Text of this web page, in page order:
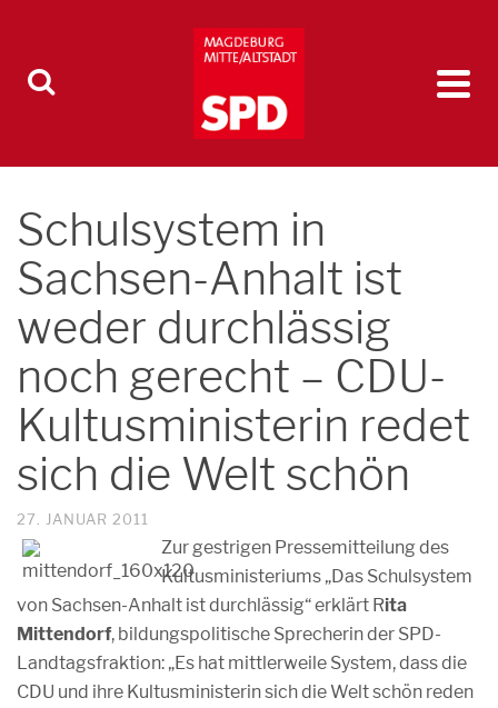
Schulsystem in
Sachsen-Anhalt ist
weder durchlässig
noch gerecht – CDU-
Kultusministerin redet
sich die Welt schön
27. JANUAR 2011
Zur gestrigen Pressemitteilung des
Kultusministeriums „Das Schulsystem
von Sachsen-Anhalt ist durchlässig“ erklärt Rita
Mittendorf, bildungspolitische Sprecherin der SPD-
Landtagsfraktion: „Es hat mittlerweile System, dass die
CDU und ihre Kultusministerin sich die Welt schön reden